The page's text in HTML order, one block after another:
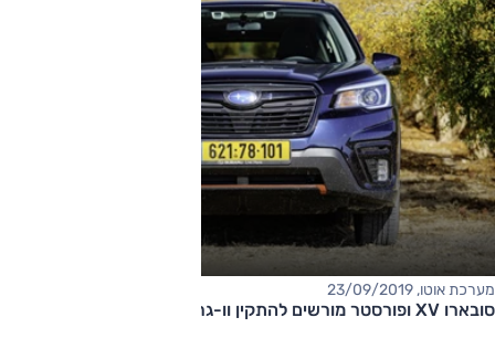
מערכת אוטו, 23/09/2019
סובארו XV ופורסטר מורשים להתקין וו-גרירה בישראל